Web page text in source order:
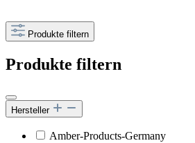
Produkte filtern
Produkte filtern
Hersteller
Amber-Products-Germany